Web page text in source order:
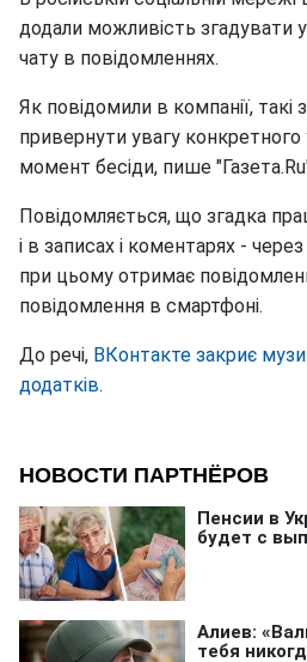
додали можливість згадувати
чату в повідомленнях.
Як повідомили в компанії,
привернути увагу
момент бесіди, пише
Повідомляється, що згадка
і в записах і коментарях -
при цьому отримає
повідомлення в смартфоні.
До речі, ВКонтакте закриє
додатків.